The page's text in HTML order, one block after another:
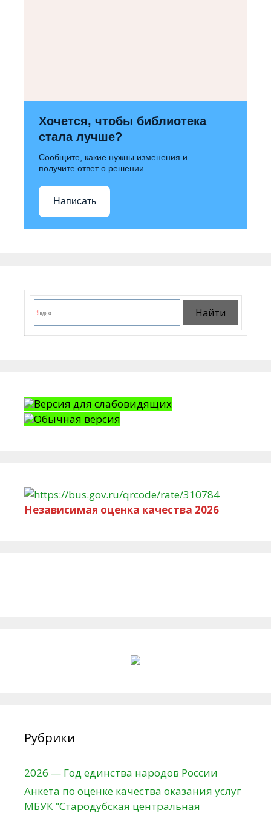
Хочется, чтобы библиотека
стала лучше?
Сообщите, какие нужны изменения и
получите ответ о решении
Написать
Версия для слабовидящих
Обычная версия
Независимая оценка качества 2026
Рубрики
2026 — Год единства народов России
Анкета по оценке качества оказания услуг
МБУК "Стародубская центральная